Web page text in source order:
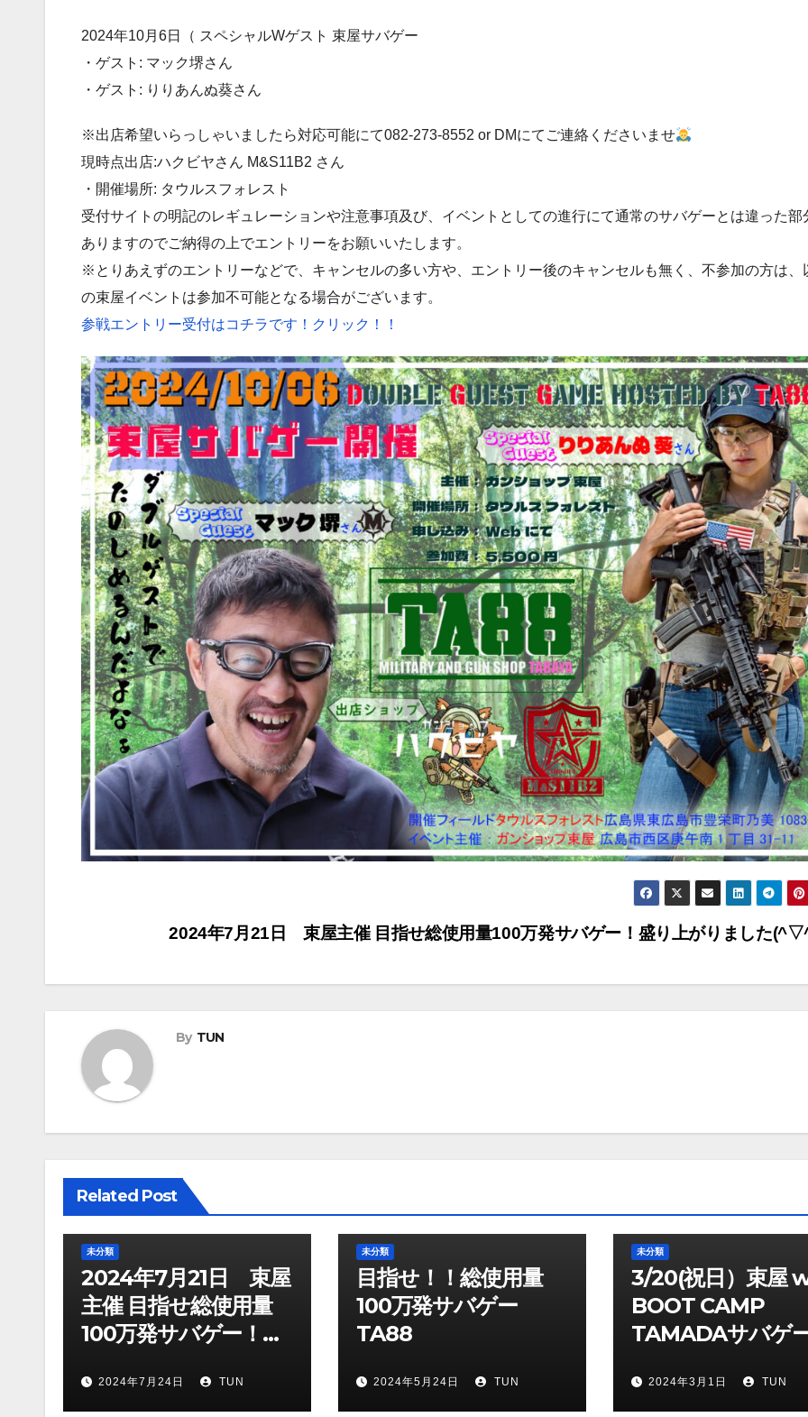
2024年10月6日（ スペシャルWゲスト 束屋サバゲー
・ゲスト: マック堺さん
・ゲスト: りりあんぬ葵さん
※出店希望いらっしゃいましたら対応可能にて082-273-8552 or DMにてご連絡くださいませ
現時点出店:ハクビヤさん M&S11B2 さん
・開催場所: タウルスフォレスト
受付サイトの明記のレギュレーションや注意事項及び、イベントとしての進行にて通常のサバゲーとは違った部
ありますのでご納得の上でエントリーをお願いいたします。
※とりあえずのエントリーなどで、キャンセルの多い方や、エントリー後のキャンセルも無く、不参加の方は、
の束屋イベントは参加不可能となる場合がございます。
参戦エントリー受付はコチラです！クリック！！
稿
ビ
ゲ
ー
ョ
ン
2024年7月21日 束屋主催 目指せ総使用量100万発サバゲー！盛り上がりました
By TUN
Related Post
未分類
2024年7月21日 束屋
主催 目指せ総使用量
100万発サバゲー！盛
(^▽^)/
2024年7月24日 TUN
未分類
目指せ！！総使用量
100万発サバゲー
TA88
2024年5月24日 TUN
未分類
3/20(祝日）束屋
BOOT CAMP
TAMADAサバ
2024年3月1日 TUN